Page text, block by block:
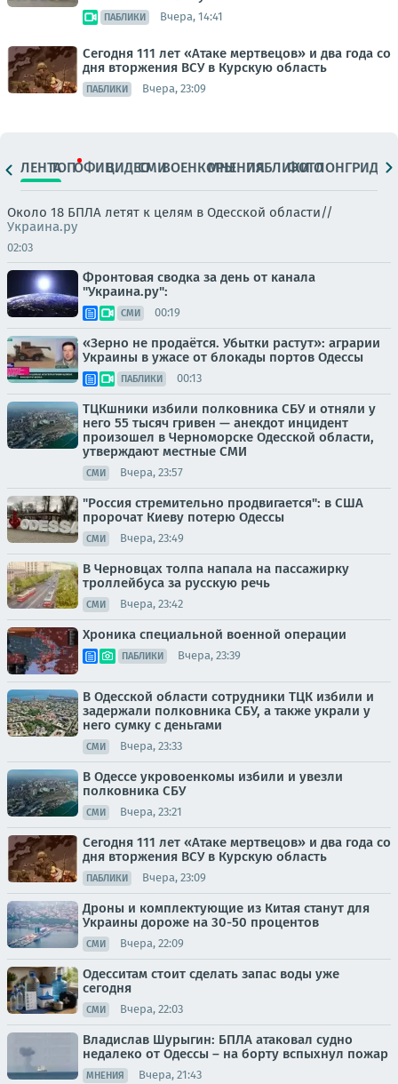
ПАБЛИКИ Вчера, 14:41
Сегодня 111 лет «Атаке мертвецов» и два года со
дня вторжения ВСУ в Курскую область
ПАБЛИКИ Вчера, 23:09
ЛЕНТАТОПОФИЦ.ВИДЕОСМИВОЕНКОРЫМНЕНИЯПАБЛИКИ
ФОТОЛОНГРИДЫ
Около 18 БПЛА летят к целям в Одесской области//
Украина.ру
02:03
Фронтовая сводка за день от канала
"Украина.ру":
СМИ 00:19
«Зерно не продаётся. Убытки растут»: аграрии
Украины в ужасе от блокады портов Одессы
ПАБЛИКИ 00:13
ТЦКшники избили полковника СБУ и отняли у
него 55 тысяч гривен — анекдот инцидент
произошел в Черноморске Одесской области,
утверждают местные СМИ
СМИ Вчера, 23:57
"Россия стремительно продвигается": в США
пророчат Киеву потерю Одессы
СМИ Вчера, 23:49
В Черновцах толпа напала на пассажирку
троллейбуса за русскую речь
СМИ Вчера, 23:42
Хроника специальной военной операции
ПАБЛИКИ Вчера, 23:39
В Одесской области сотрудники ТЦК избили и
задержали полковника СБУ, а также украли у
него сумку с деньгами
СМИ Вчера, 23:33
В Одессе укровоенкомы избили и увезли
полковника СБУ
СМИ Вчера, 23:21
Сегодня 111 лет «Атаке мертвецов» и два года со
дня вторжения ВСУ в Курскую область
ПАБЛИКИ Вчера, 23:09
Дроны и комплектующие из Китая станут для
Украины дороже на 30-50 процентов
СМИ Вчера, 22:09
Одесситам стоит сделать запас воды уже
сегодня
СМИ Вчера, 22:03
Владислав Шурыгин: БПЛА атаковал судно
недалеко от Одессы – на борту вспыхнул пожар
МНЕНИЯ Вчера, 21:43